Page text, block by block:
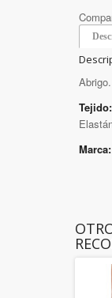
Abrigo.
Tejido:
Marca: